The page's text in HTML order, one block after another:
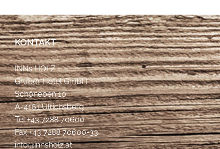
KONTAKT
INNs HOLZ
Gruber Hotel GmbH
Schöneben 10
A-4161 Ulrichsberg
Tel+43 7288 70600
Fax +43 7288 70600-33
info@innsholz.at